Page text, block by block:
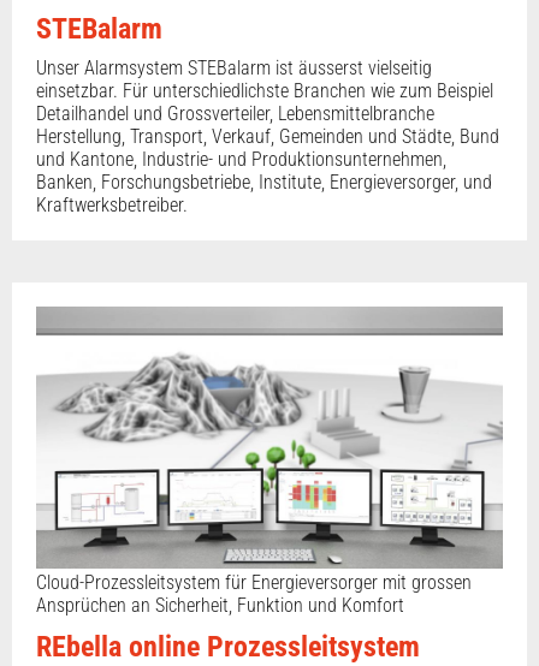
STEBalarm
Unser Alarmsystem STEBalarm ist äusserst vielseitig
einsetzbar. Für unterschiedlichste Branchen wie zum Beispiel
Detailhandel und Grossverteiler, Lebensmittelbranche
Herstellung, Transport, Verkauf, Gemeinden und Städte, Bund
und Kantone, Industrie- und Produktionsunternehmen,
Banken, Forschungsbetriebe, Institute, Energieversorger, und
Kraftwerksbetreiber.
Cloud-Prozessleitsystem für Energieversorger mit grossen
Ansprüchen an Sicherheit, Funktion und Komfort
REbella online Prozessleitsystem